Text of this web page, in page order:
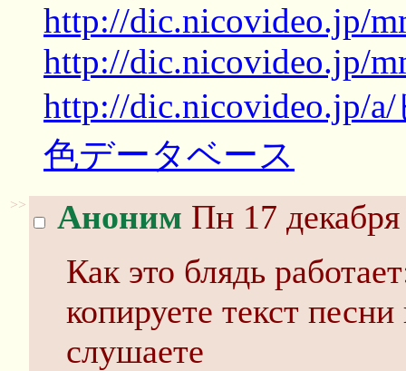
http://dic.nicovideo.jp/
http://dic.nicovideo.jp/
http://dic.nicovideo.jp/
色データベース
>> Аноним Пн 17
Как это блядь
копируете текст
слушаете